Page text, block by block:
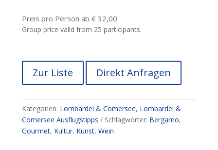
Preis pro Person ab € 32,00
Group price valid from 25 participants.
Zur Liste Direkt Anfragen
Kategorien: Lombardei & Comersee, Lombardei &
Comersee Ausflugstipps
Schlagwörter: Bergamo,
Gourmet, Kultur, Kunst, Wein